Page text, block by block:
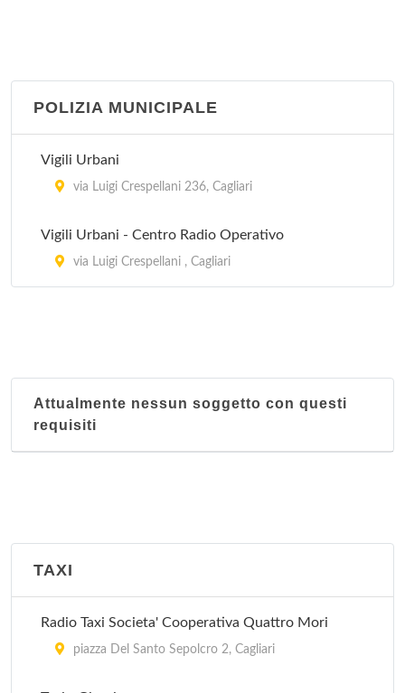
via Is Mirrionis 92, Cagliari
POLIZIA MUNICIPALE
Vigili Urbani
via Luigi Crespellani 236, Cagliari
Vigili Urbani - Centro Radio Operativo
via Luigi Crespellani , Cagliari
Attualmente nessun soggetto con questi
requisiti
TAXI
Radio Taxi Societa' Cooperativa Quattro Mori
piazza Del Santo Sepolcro 2, Cagliari